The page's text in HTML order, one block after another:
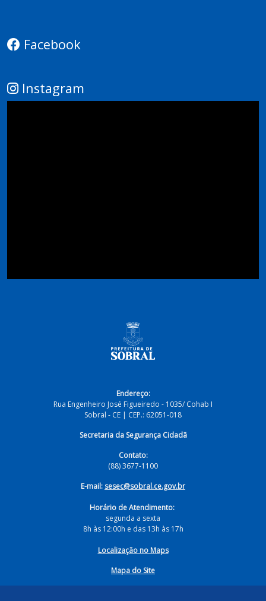
Facebook
Instagram
Endereço:
Rua Engenheiro José Figueiredo - 1035/ Cohab I
Sobral - CE | CEP.: 62051-018
Secretaria da Segurança Cidadã
Contato:
(88) 3677-1100
E-mail: sesec@sobral.ce.gov.br
Horário de Atendimento:
segunda a sexta
8h às 12:00h e das 13h às 17h
Localização no Maps
Mapa do Site